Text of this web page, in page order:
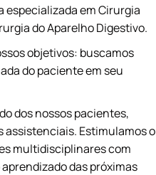
especializada em Cirurgia
do Aparelho Digestivo.
objetivos: buscamos
do paciente em seu
dos nossos pacientes,
assistenciais. Estimulamos o
multidisciplinares com
das próximas